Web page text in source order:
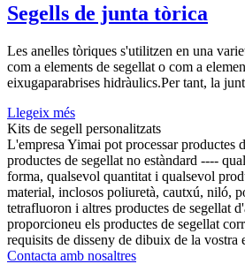
Segells de junta tòrica
Les anelles tòriques s'utilitzen en una
com a elements de segellat o com a
eixugaparabrises hidràulics.Per tant, la
Llegeix més
Kits de segell personalitzats
L'empresa Yimai pot processar productes
productes de segellat no estàndard ----
forma, qualsevol quantitat i qualsevol
material, inclosos poliuretà, cautxú, niló,
tetrafluoron i altres productes de segellat
proporcioneu els productes de segellat
requisits de disseny de dibuix de la vostra
Contacta amb nosaltres